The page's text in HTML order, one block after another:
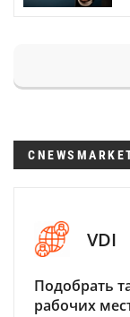
VDI
Подобрать
рабочих